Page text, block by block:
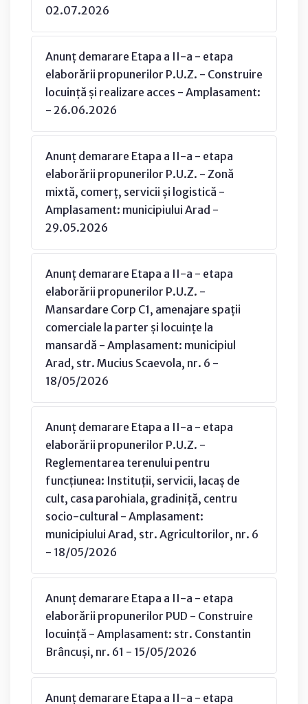
02.07.2026
Anunț demarare Etapa a II-a - etapa
elaborării propunerilor P.U.Z. - Construire
locuință și realizare acces - Amplasament:
- 26.06.2026
Anunț demarare Etapa a II-a - etapa
elaborării propunerilor P.U.Z. - Zonă
mixtă, comerț, servicii și logistică -
Amplasament: municipiului Arad -
29.05.2026
Anunț demarare Etapa a II-a - etapa
elaborării propunerilor P.U.Z. -
Mansardare Corp C1, amenajare spații
comerciale la parter și locuințe la
mansardă - Amplasament: municipiul
Arad, str. Mucius Scaevola, nr. 6 -
18/05/2026
Anunț demarare Etapa a II-a - etapa
elaborării propunerilor P.U.Z. -
Reglementarea terenului pentru
funcțiunea: Instituții, servicii, lacaș de
cult, casa parohiala, gradiniță, centru
socio-cultural - Amplasament:
municipiului Arad, str. Agricultorilor, nr. 6
- 18/05/2026
Anunț demarare Etapa a II-a - etapa
elaborării propunerilor PUD - Construire
locuință - Amplasament: str. Constantin
Brâncuși, nr. 61 - 15/05/2026
Anunț demarare Etapa a II-a - etapa